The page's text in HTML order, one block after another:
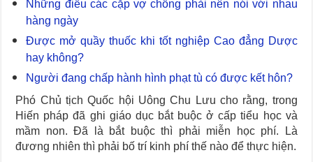
Những điều các cặp vợ chồng phải nên nói với nhau
hàng ngày
Được mở quầy thuốc khi tốt nghiệp Cao đẳng Dược
hay không?
Người đang chấp hành hình phạt tù có được kết hôn?
Phó Chủ tịch Quốc hội Uông Chu Lưu cho rằng, trong
Hiến pháp đã ghi giáo dục bắt buộc ở cấp tiểu học và
mầm non. Đã là bắt buộc thì phải miễn học phí. Là
đương nhiên thì phải bố trí kinh phí thế nào để thực hiện.